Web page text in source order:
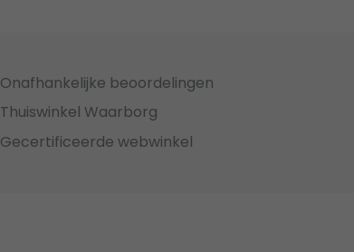
Onafhankelijke beoordelingen
Thuiswinkel Waarborg
Gecertificeerde webwinkel